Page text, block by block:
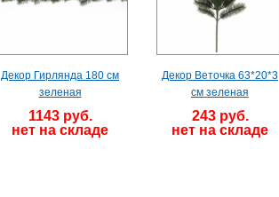
Декор Гирлянда 180 см
зеленая
1143 руб.
нет на складе
Декор Веточка 63*20*3
см зеленая
243 руб.
нет на складе